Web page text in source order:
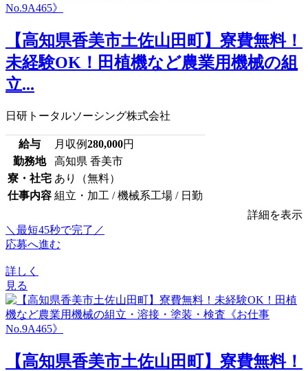
【高知県香美市土佐山田町】寮費無料！
未経験OK！田植機など農業用機械の組
立...
日研トータルソーシング株式会社
給与 月収例280,000円
勤務地
高知県 香美市
寮・社宅 あり（無料）
仕事内容 組立・加工 / 機械系工場 / 日勤
詳細を表示
＼最短45秒で完了／
応募へ進む
詳しく
見る
【高知県香美市土佐山田町】寮費無料！